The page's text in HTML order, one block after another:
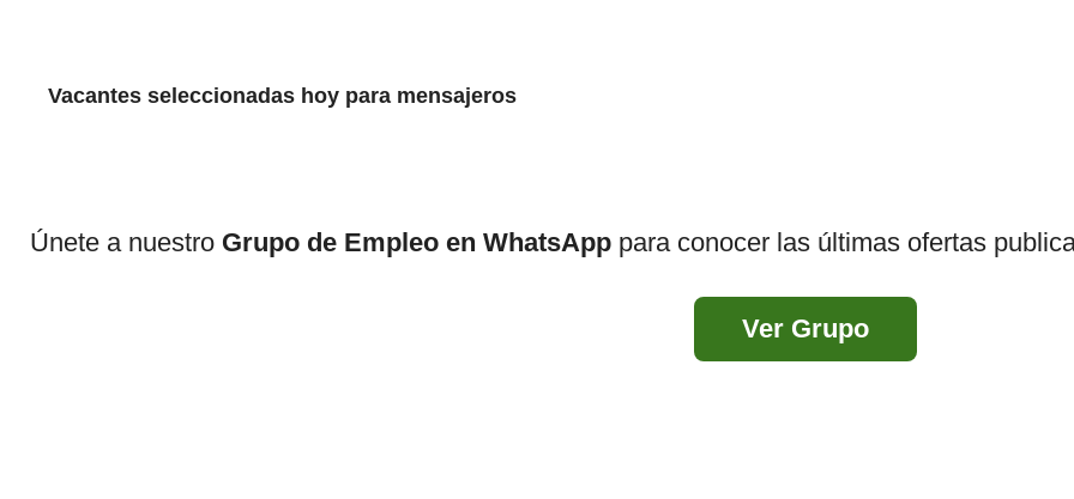
Vacantes seleccionadas hoy para mensajeros
Únete a nuestro Grupo de Empleo en WhatsApp para conocer las últimas ofertas
Ver Grupo